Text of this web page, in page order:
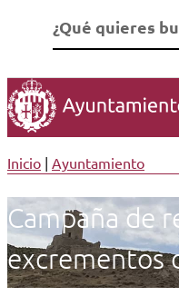
Inicio | Ayuntamiento
Campaña de
excrementos